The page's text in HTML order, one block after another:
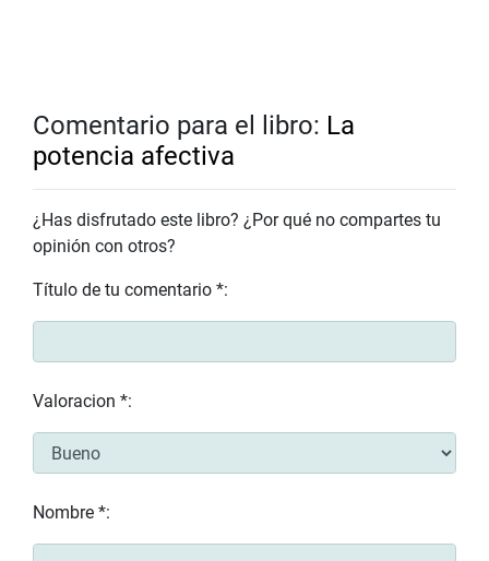
Comentario para el libro: La
potencia afectiva
¿Has disfrutado este libro? ¿Por qué no compartes tu
opinión con otros?
Título de tu comentario *:
Valoracion *:
Nombre *: